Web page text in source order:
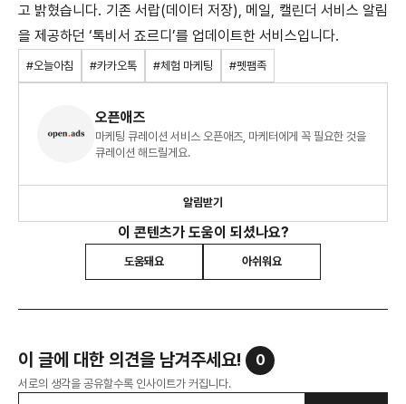
고 밝혔습니다. 기존 서랍(데이터 저장), 메일, 캘린더 서비스 알림
을 제공하던 ‘톡비서 죠르디’를 업데이트한 서비스입니다.
#오늘아침 #카카오톡 #체험 마케팅 #펫팸족
오픈애즈
마케팅 큐레이션 서비스 오픈애즈, 마케터에게 꼭 필요한 것을
큐레이션 해드릴게요.
알림받기
이 콘텐츠가 도움이 되셨나요?
도움돼요 아쉬워요
이 글에 대한 의견을 남겨주세요! 0
서로의 생각을 공유할수록 인사이트가 커집니다.